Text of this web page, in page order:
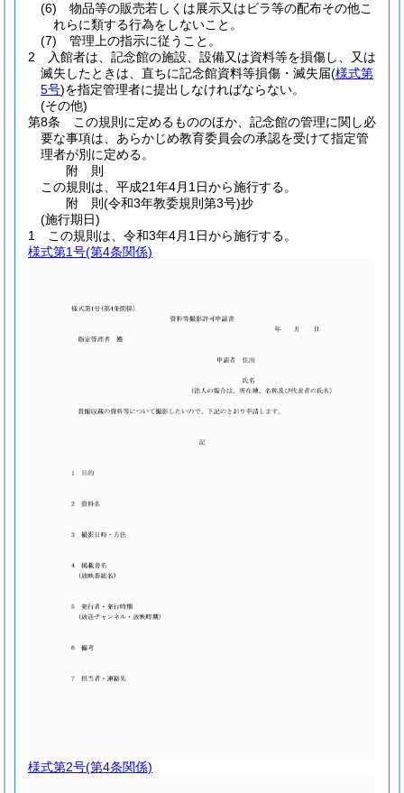
(6)
物品等の販売若しくは展示又はビラ等の配布その他こ
れらに類する行為をしないこと。
(7)
管理上の指示に従うこと。
2
入館者は、記念館の施設、設備又は資料等を損傷し、又は
滅失したときは、直ちに記念館資料等損傷・滅失届(様式第
5号)を指定管理者に提出しなければならない。
(その他)
第8条
この規則に定めるもののほか、記念館の管理に関し必
要な事項は、あらかじめ教育委員会の承認を受けて指定管
理者が別に定める。
附 則
この規則は、平成21年4月1日から施行する。
附 則(令和3年教委規則第3号)抄
(施行期日)
1
この規則は、令和3年4月1日から施行する。
様式第1号(第4条関係)
様式第2号(第4条関係)